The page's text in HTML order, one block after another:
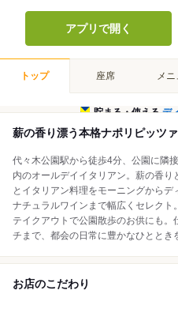
アプリで開く
トップ 座席 メニ
貯まる・使えるデ
薪の香り漂う本格ナポリピッツ
代々木公園駅から徒歩4分、公園に隣
内のオールデイイタリアン。薪の香
とイタリアン料理をモーニングから
ナチュラルワインまで幅広くセレクト
テイクアウトで公園散歩のお供にも
チまで、都会の日常に豊かなひととき
お店のこだわり